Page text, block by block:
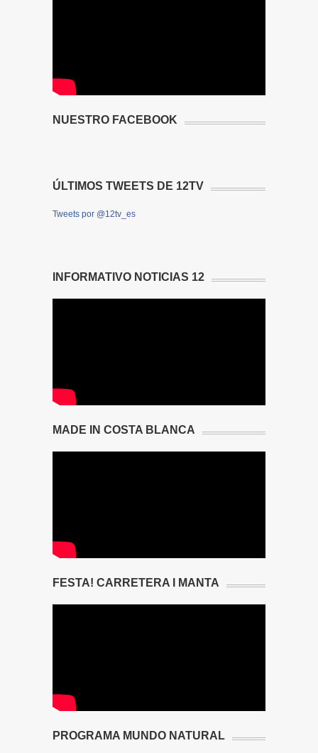
NUESTRO FACEBOOK
ÚLTIMOS TWEETS DE 12TV
Tweets por @12tv_es
INFORMATIVO NOTICIAS 12
MADE IN COSTA BLANCA
FESTA! CARRETERA I MANTA
PROGRAMA MUNDO NATURAL